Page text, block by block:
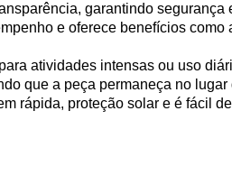
garantindo segurança
e oferece benefícios
atividades intensas ou uso
que a peça permaneça no lugar
rápida, proteção solar e é fácil